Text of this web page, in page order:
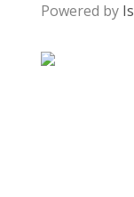
Powered by